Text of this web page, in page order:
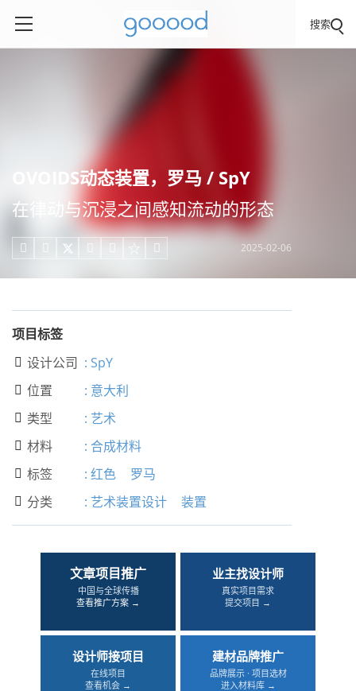
搜索
OVOIDS动态装置，罗马 / SpY
在律动与沉浸之间感知流动的形态
   2025-02-06
项目标签
 设计公司 : SpY
 位置 : 意大利
 类型 : 艺术
 材料 : 合成材料
 标签 : 红色 罗马
 分类 : 艺术装置设计 装置
文章项目推广
中国与全球传播
查看推广方案 →
业主找设计师
真实项目需求
提交项目 →
设计师接项目
在线项目
查看机会 →
建材品牌推广
品牌展示 · 项目选材
进入材料库 →